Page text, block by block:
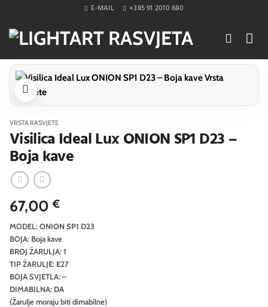
content
E-MAIL +385 91 2010 680
VRSTA RASVJETE
Visilica Ideal Lux ONION SP1 D23 –
Boja kave
67,00 €
MODEL: ONION SP1 D23
BOJA: Boja kave
BROJ ŽARULJA: 1
TIP ŽARULJE: E27
BOJA SVJETLA: –
DIMABILNA: DA
(Žarulje moraju biti dimabilne)